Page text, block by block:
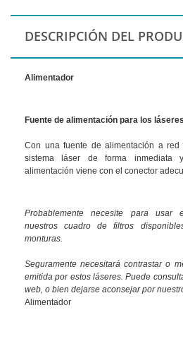
DESCRIPCIÓN DEL
Alimentador
Fuente de alimentación para los
Con una fuente de alimentación a
sistema láser de forma inmediata
alimentación viene con el conector
Probablemente necesite para usar
nuestros cuadro de filtros
monturas.
Seguramente necesitará contrastar o
emitida por estos láseres. Puede
web, o bien dejarse aconsejar por
Alimentador